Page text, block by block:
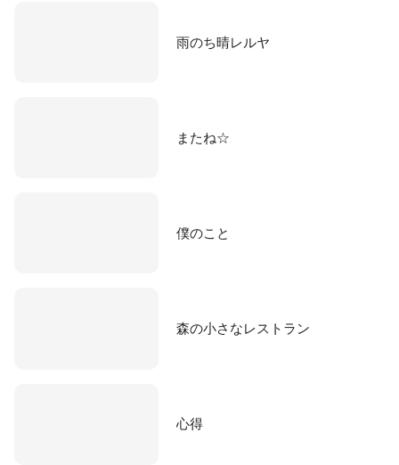
雨のち晴レルヤ
またね☆
僕のこと
森の小さなレストラン
心得